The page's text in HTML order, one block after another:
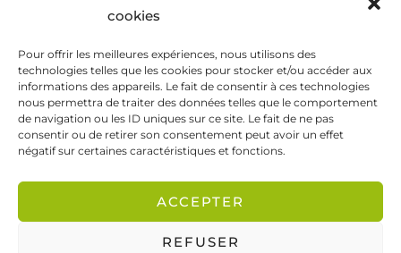
cookies
Pour offrir les meilleures expériences, nous utilisons des
technologies telles que les cookies pour stocker et/ou accéder aux
informations des appareils. Le fait de consentir à ces technologies
nous permettra de traiter des données telles que le comportement
de navigation ou les ID uniques sur ce site. Le fait de ne pas
consentir ou de retirer son consentement peut avoir un effet
négatif sur certaines caractéristiques et fonctions.
ACCEPTER
REFUSER
Ce site a été financé à l’aide du FEDER (REACT-UE)
dans le cadre de la réponse de l’Union européenne